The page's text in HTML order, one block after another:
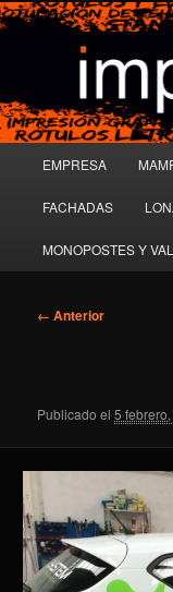
Ir
al
DIGITAL
principal
EMPRESA
FACHADAS
MONOPOSTES Y
Navegador
← Anterior
Publicado el 5